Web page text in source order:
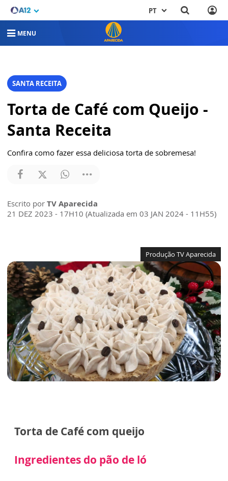
PT
MENU
SANTA RECEITA
Torta de Café com Queijo -
Santa Receita
Confira como fazer essa deliciosa torta de sobremesa!
Escrito por TV Aparecida
21 DEZ 2023 - 17H10 (Atualizada em 03 JAN 2024 - 11H55)
Produção TV Aparecida
Torta de Café com queijo
Ingredientes do pão de ló